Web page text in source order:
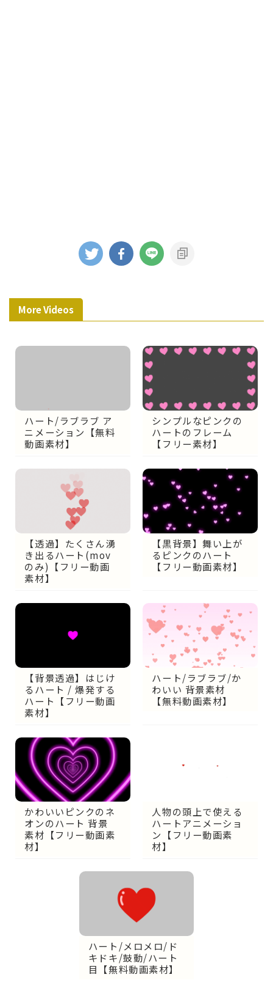
More Videos
ハート/ラブラブ ア
ニメーション【無料
動画素材】
シンプルなピンクの
ハートのフレーム
【フリー素材】
【透過】たくさん湧
き出るハート(mov
のみ)【フリー動画
素材】
【黒背景】舞い上が
るピンクのハート
【フリー動画素材】
【背景透過】はじけ
るハート / 爆発する
ハート【フリー動画
素材】
ハート/ラブラブ/か
わいい 背景素材
【無料動画素材】
かわいいピンクのネ
オンのハート 背景
素材【フリー動画素
材】
人物の頭上で使える
ハートアニメーショ
ン【フリー動画素
材】
ハート/メロメロ/ド
キドキ/鼓動/ハート
目【無料動画素材】